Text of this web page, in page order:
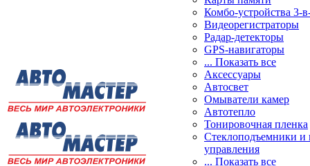
Комбо-устройства 3-
Видеорегистраторы
Радар-детекторы
GPS-навигаторы
... Показать все
Аксессуары
Автосвет
Омыватели камер
Автотепло
Тонировочная пленка
Стеклоподъемники и
управления
... Показать все